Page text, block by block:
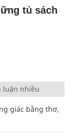
tủ sách
luận nhiều
giác bằng thơ,